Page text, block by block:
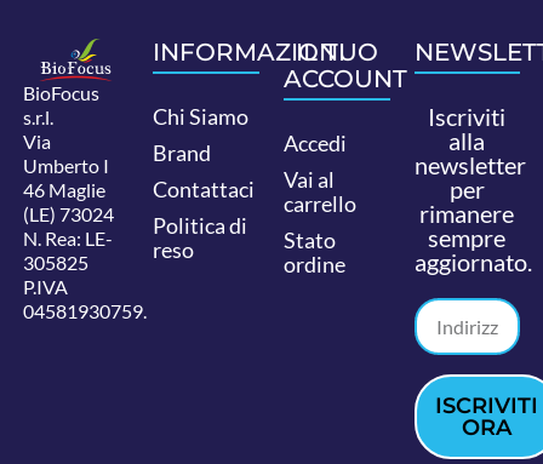
BioFocus
s.r.l.
Via
Umberto I
46 Maglie
(LE) 73024
N. Rea: LE-
305825
P.IVA
04581930759.
INFORMAZIONI
Chi Siamo
Brand
Contattaci
Politica di
reso
IL TUO
ACCOUNT
Accedi
Vai al
carrello
Stato
ordine
Iscriviti
alla
newsletter
per
rimanere
sempre
aggiornato.
ISCRIVITI
ORA